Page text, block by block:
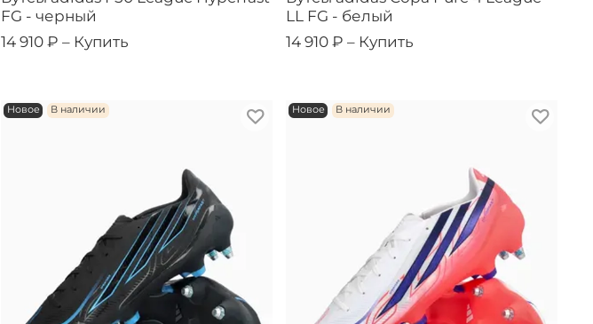
FG - черный
14 910 ₽ – Купить
LL FG - белый
14 910 ₽ – Купить
Новое В наличии Новое В наличии